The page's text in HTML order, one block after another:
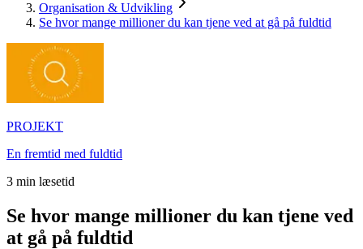
Organisation & Udvikling
Se hvor mange millioner du kan tjene ved at gå på fuldtid
PROJEKT
En fremtid med fuldtid
3 min læsetid
Se hvor mange millioner du kan tjene ved
at gå på fuldtid